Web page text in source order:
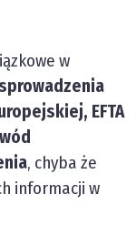
w
EFTA
, chyba że
informacji w